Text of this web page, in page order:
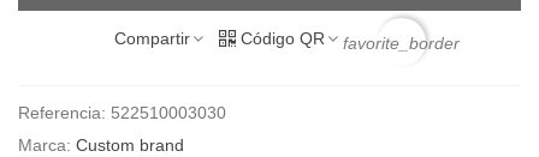
Compartir Código QR favorite_border
Referencia: 522510003030
Marca: Custom brand